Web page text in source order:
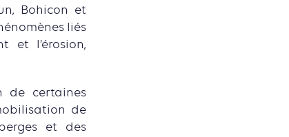
Bohicon et
liés
et l’érosion,
de certaines
de
et des